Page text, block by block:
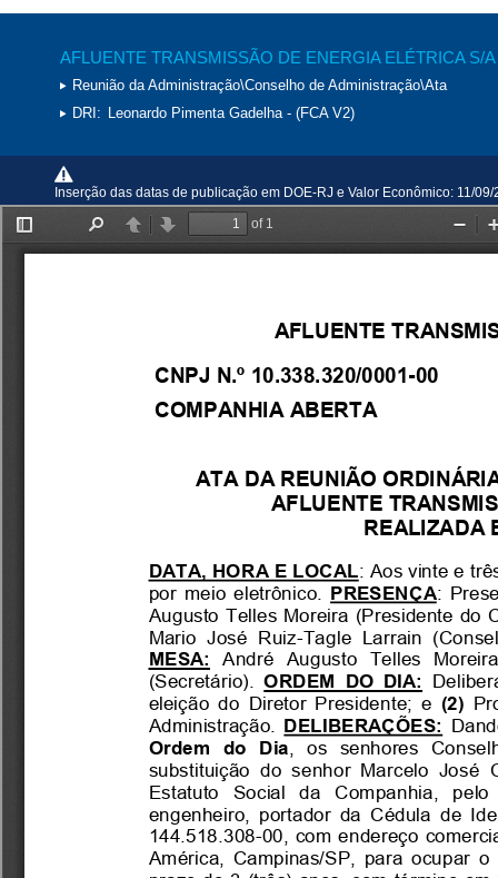
AFLUENTE TRANSMISSÃO DE ENERGIA ELÉTRICA S/A
Reunião da Administração\Conselho de Administração\Ata
DRI: Leonardo Pimenta Gadelha - (FCA V2)
Inserção das datas de publicação em DOE-RJ e Valor Econômico: 11/09/